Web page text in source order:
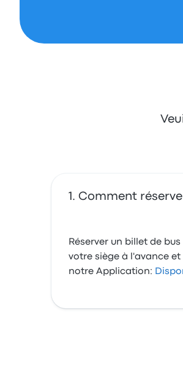
Comment
Réserver un billet de
votre siège à l'avance
notre Application: